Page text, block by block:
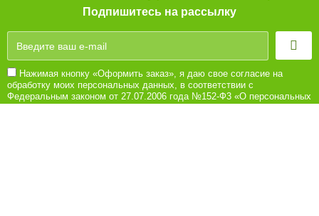
Подпишитесь на рассылку
Нажимая кнопку «Оформить заказ», я даю свое согласие на
обработку моих персональных данных, в соответствии с
Федеральным законом от 27.07.2006 года №152-Ф3 «О персональных